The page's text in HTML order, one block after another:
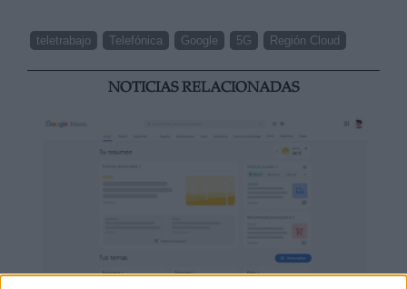
teletrabajo Telefónica Google 5G Región Cloud
NOTICIAS RELACIONADAS